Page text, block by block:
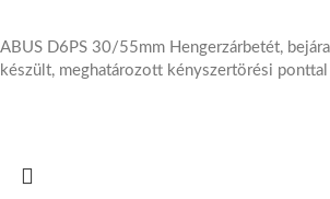
ABUS D6PS 30/55mm Hengerzárbetét,
készült, meghatározott kényszertörési